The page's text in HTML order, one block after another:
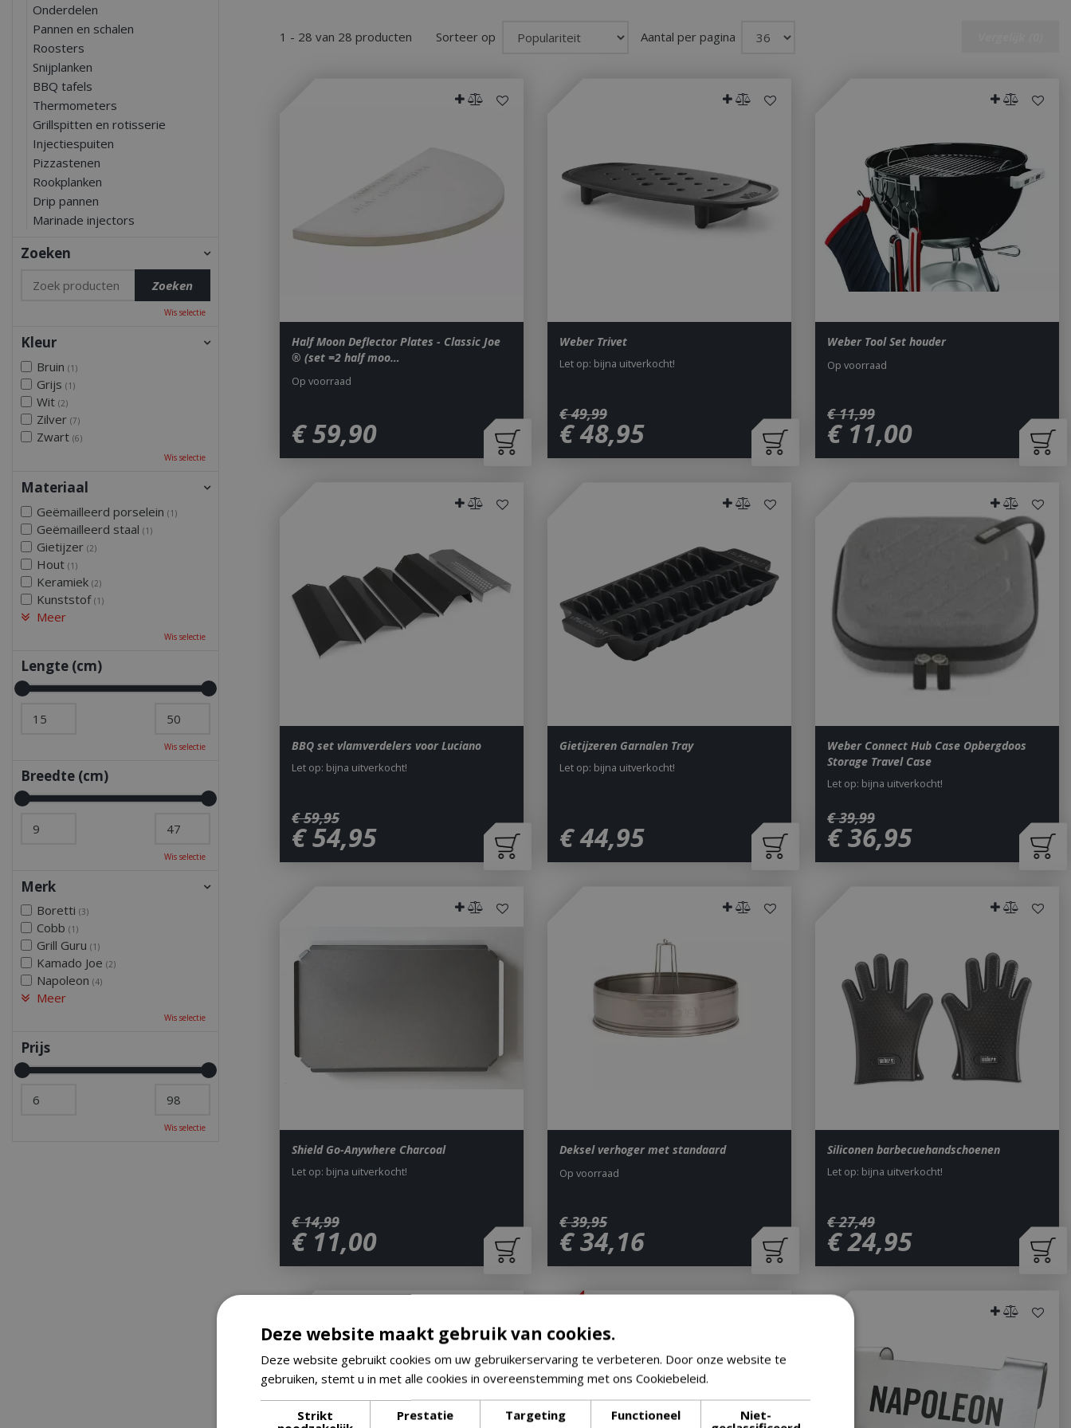
1 - 28 van 28 producten Aantal per pagina
Sorteer op
Half Moon Deflector Plates - Classic Joe
® (set =2 half moo…
€59,90
Op voorraad
Weber Trivet
€ 49,99
€48,95
Let op: bijna uitverkocht!
Weber Tool Set houder
€ 11,99
€ 11,00
Op voorraad
BBQ set vlamverdelers voor Luciano
€ 59,95
€54,95
Let op: bijna uitverkocht!
Gietijzeren Garnalen Tray
€44,95
Let op: bijna uitverkocht!
Weber Connect Hub Case Opbergdoos
Storage Travel Case
€ 39,99
€36,95
Let op: bijna uitverkocht!
Shield Go-Anywhere Charcoal
€ 14,99
€ 11,00
Let op: bijna uitverkocht!
Deksel verhoger met standaard
€ 39,95
€34,16
Op voorraad
Siliconen barbecuehandschoenen
€ 27,49
€24,95
Let op: bijna uitverkocht!
Onderdelen
Pannen en schalen
Roosters
Snijplanken
BBQ tafels
Thermometers
Grillspitten en rotisserie
Injectiespuiten
Pizzastenen
Rookplanken
Drip pannen
Marinade injectors
Zoeken
Wis selectie
Kleur
Bruin (1)
Grijs (1)
Wit (2)
Zilver (7)
Zwart (6)
Wis selectie
Materiaal
Geëmailleerd porselein (1)
Geëmailleerd staal (1)
Gietijzer (2)
Hout (1)
Keramiek (2)
Kunststof (1)
Meer
Wis selectie
Lengte (cm)
Wis selectie
Breedte (cm)
Wis selectie
Merk
Boretti (3)
Cobb (1)
Grill Guru (1)
Kamado Joe (2)
Napoleon (4)
Meer
Wis selectie
Prijs
Wis selectie
Deze website maakt gebruik van cookies.
Deze website gebruikt cookies om uw gebruikerservaring te verbeteren. Door onze website te
gebruiken, stemt u in met alle cookies in overeenstemming met ons Cookiebeleid.
Strikt
Prestatie Targeting Functioneel
Niet-